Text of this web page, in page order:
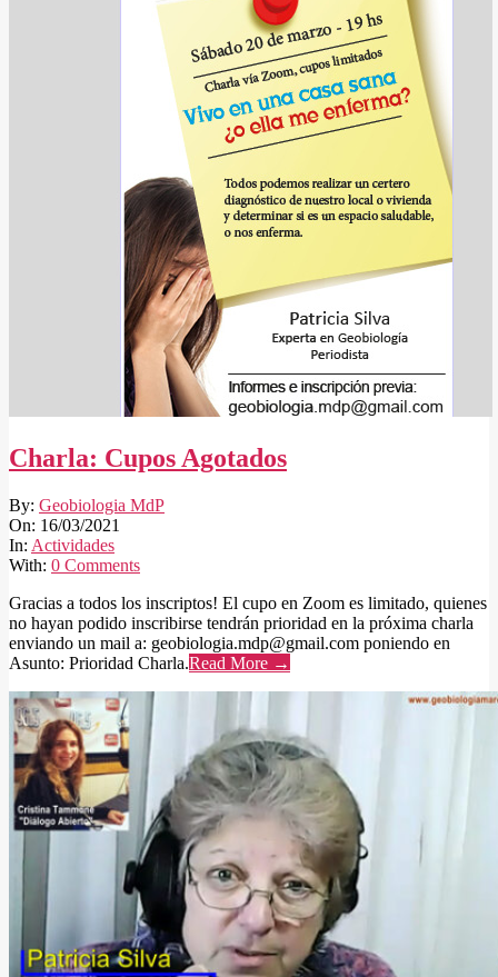
Charla: Cupos Agotados
2021-
03-
16
By: Geobiologia MdP
On: 16/03/2021
In: Actividades
With: 0 Comments
Gracias a todos los inscriptos! El cupo en Zoom es limitado, quienes
no hayan podido inscribirse tendrán prioridad en la próxima charla
enviando un mail a: geobiologia.mdp@gmail.com poniendo en
Asunto: Prioridad Charla.Read More →